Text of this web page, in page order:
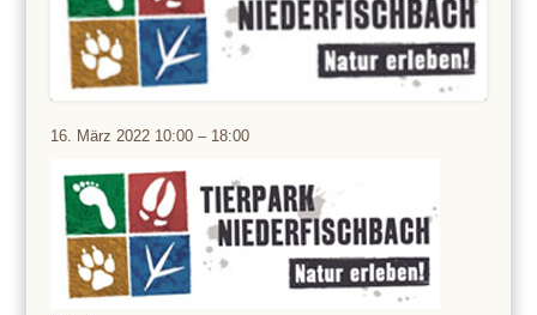
Tierpark
16. März 2022 10:00 – 18:00